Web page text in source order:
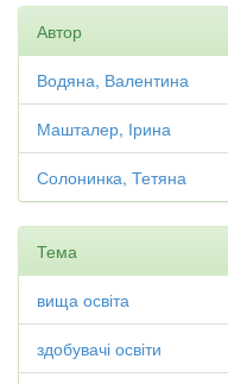
Автор
Водяна, Валентина
Машталер, Ірина
Солонинка, Тетяна
Тема
вища освіта
здобувачі освіти